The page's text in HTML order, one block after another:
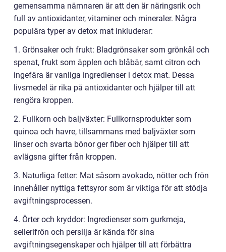
gemensamma nämnaren är att den är näringsrik och
full av antioxidanter, vitaminer och mineraler. Några
populära typer av detox mat inkluderar:
1. Grönsaker och frukt: Bladgrönsaker som grönkål och
spenat, frukt som äpplen och blåbär, samt citron och
ingefära är vanliga ingredienser i detox mat. Dessa
livsmedel är rika på antioxidanter och hjälper till att
rengöra kroppen.
2. Fullkorn och baljväxter: Fullkornsprodukter som
quinoa och havre, tillsammans med baljväxter som
linser och svarta bönor ger fiber och hjälper till att
avlägsna gifter från kroppen.
3. Naturliga fetter: Mat såsom avokado, nötter och frön
innehåller nyttiga fettsyror som är viktiga för att stödja
avgiftningsprocessen.
4. Örter och kryddor: Ingredienser som gurkmeja,
sellerifrön och persilja är kända för sina
avgiftningsegenskaper och hjälper till att förbättra